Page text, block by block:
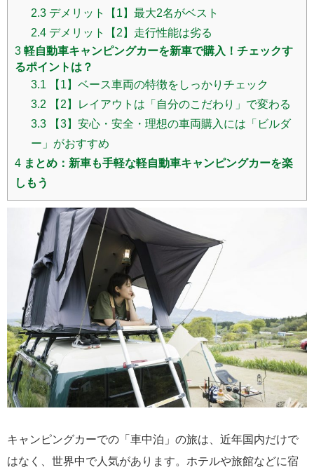
2.3 デメリット【1】最大2名がベスト
2.4 デメリット【2】走行性能は劣る
3 軽自動車キャンピングカーを新車で購入！チェックす
るポイントは？
3.1 【1】ベース車両の特徴をしっかりチェック
3.2 【2】レイアウトは「自分のこだわり」で変わる
3.3 【3】安心・安全・理想の車両購入には「ビルダ
ー」がおすすめ
4 まとめ：新車も手軽な軽自動車キャンピングカーを楽
しもう
キャンピングカーでの「車中泊」の旅は、近年国内だけで
はなく、世界中で人気があります。ホテルや旅館などに宿